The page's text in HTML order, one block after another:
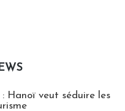
Hanoï veut séduire les